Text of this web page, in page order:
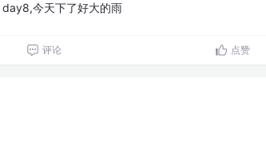
day8,今天下了好大的雨
评论 点赞